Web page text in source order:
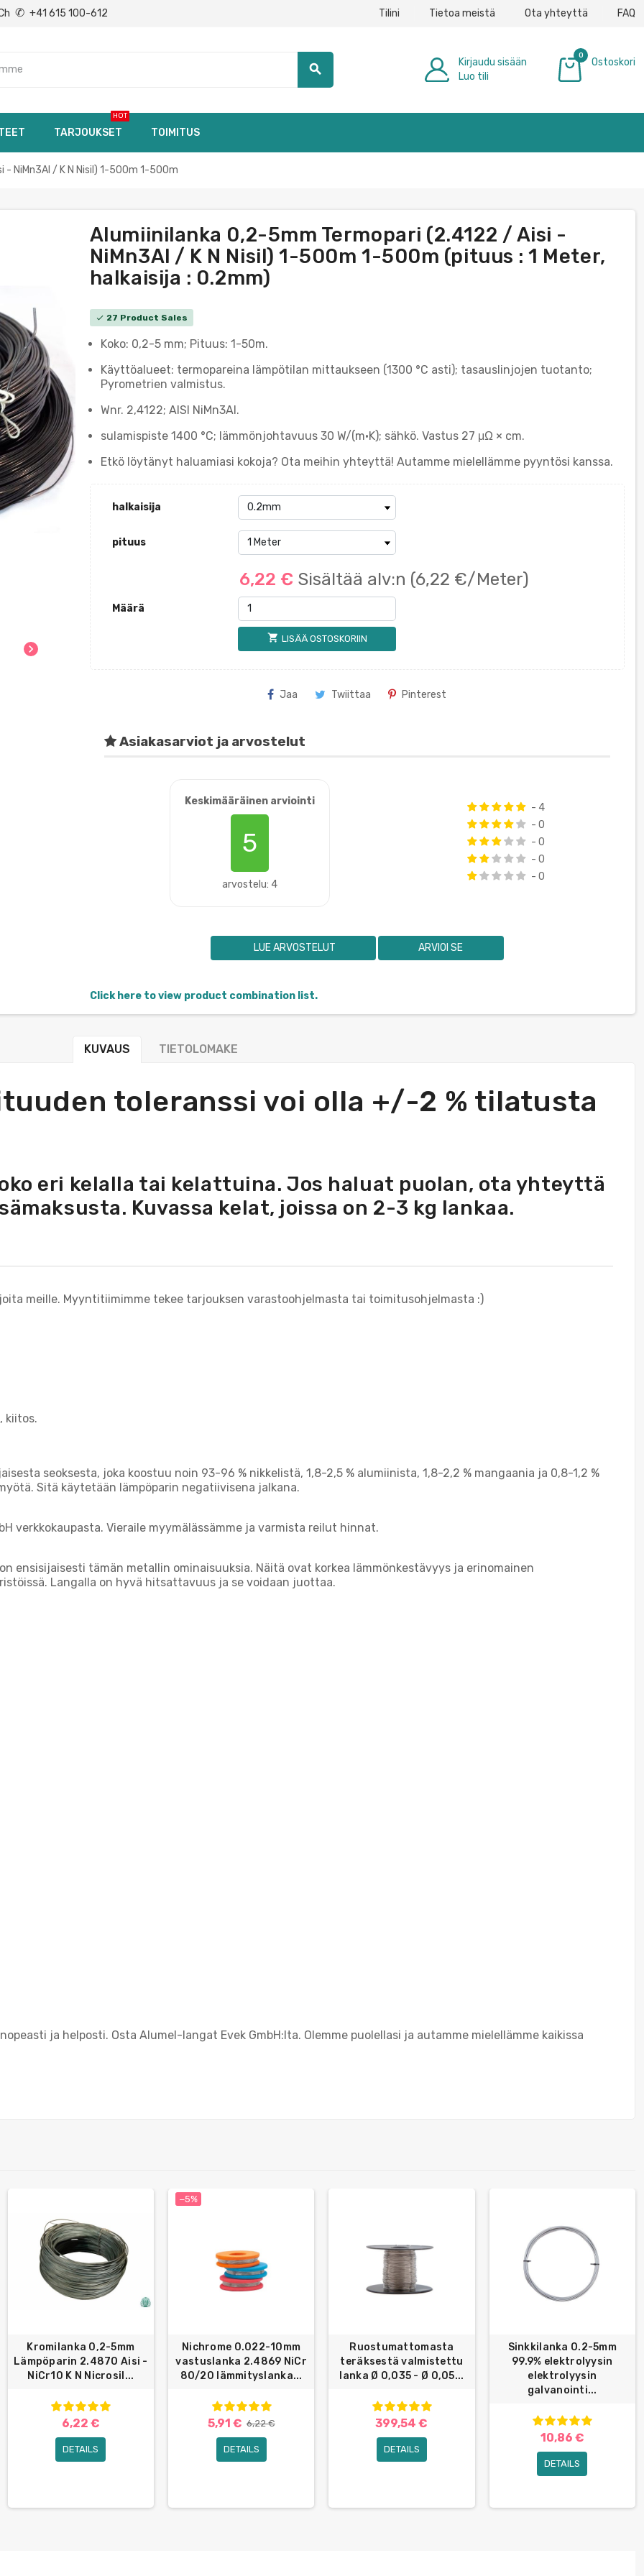
✆ +41 615 100-612 Tilini Tietoa meistä Ota yhteyttä FAQ
search
Kirjaudu sisään
Luo tili
0
Ostoskori
TARJOUKSET
HOT
TOIMITUS
NiMn3Al / K N Nisil) 1-500m 1-500m
chevron_right
Alumiinilanka 0,2-5mm Termopari (2.4122 / Aisi -
NiMn3Al / K N Nisil) 1-500m 1-500m (pituus : 1 Meter,
halkaisija : 0.2mm)
check 27 Product Sales
Koko: 0,2-5 mm; Pituus: 1-50m.
Käyttöalueet: termopareina lämpötilan mittaukseen (1300 °C asti); tasauslinjojen tuotanto;
Pyrometrien valmistus.
Wnr. 2,4122; AISI NiMn3Al.
sulamispiste 1400 °C; lämmönjohtavuus 30 W/(m·K); sähkö. Vastus 27 μΩ × cm.
Etkö löytänyt haluamiasi kokoja? Ota meihin yhteyttä! Autamme mielellämme pyyntösi kanssa.
halkaisija
pituus
6,22 € Sisältää alv:n (6,22 €/Meter)
Määrä
shopping_cart LISÄÄ OSTOSKORIIN
Jaa Twiittaa Pinterest
Asiakasarviot ja arvostelut
Keskimääräinen arviointi
5
arvostelu: 4
- 4
- 0
- 0
- 0
- 0
LUE ARVOSTELUT ARVIOI SE
Click here to view product combination list.
KUVAUS TIETOLOMAKE
toleranssi voi olla +/-2 % tilatusta
eri kelalla tai kelattuina. Jos haluat puolan, ota yhteyttä
Kuvassa kelat, joissa on 2-3 kg lankaa.
meille. Myyntitiimimme tekee tarjouksen varastoohjelmasta tai toimitusohjelmasta :)
kiitos.
seoksesta, joka koostuu noin 93-96 % nikkelistä, 1,8-2,5 % alumiinista, 1,8-2,2 % mangaania ja 0,8-1,2 %
Sitä käytetään lämpöparin negatiivisena jalkana.
verkkokaupasta. Vieraile myymälässämme ja varmista reilut hinnat.
ensisijaisesti tämän metallin ominaisuuksia. Näitä ovat korkea lämmönkestävyys ja erinomainen
Langalla on hyvä hitsattavuus ja se voidaan juottaa.
ja helposti. Osta Alumel-langat Evek GmbH:lta. Olemme puolellasi ja autamme mielellämme kaikissa
Kromilanka 0,2-5mm
Lämpöparin 2.4870 Aisi -
NiCr10 K N Nicrosil...
6,22 €
DETAILS
−5%
Nichrome 0.022-10mm
vastuslanka 2.4869 NiCr
80/20 lämmityslanka...
5,91 € 6,22 €
DETAILS
Ruostumattomasta
teräksestä valmistettu
lanka Ø 0,035 - Ø 0,05...
399,54 €
DETAILS
Sinkkilanka 0.2-5mm
99.9% elektrolyysin
elektrolyysin
galvanointi...
10,86 €
DETAILS